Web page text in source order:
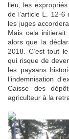
lieu, les
de l’article L. 12-6
les juges
Mais cela
alors que la
2018. C’est tout
qui risque de
les paysans
l’indemnisation
Caisse des
agriculteur à la